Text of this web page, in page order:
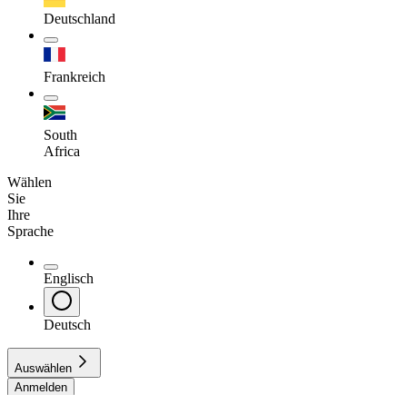
Deutschland
Frankreich
South
Africa
Wählen
Sie
Ihre
Sprache
Englisch
Deutsch
Auswählen
Anmelden